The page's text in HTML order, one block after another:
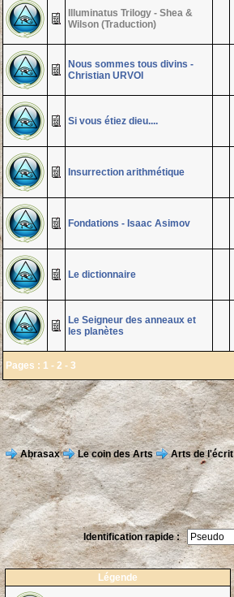
Illuminatus Trilogy - Shea &
Wilson (Traduction)
Nous sommes tous divins -
Christian URVOI
Si vous étiez dieu....
Insurrection arithmétique
Fondations - Isaac Asimov
Le dictionnaire
Le Seigneur des anneaux et
les planètes
Pages : 1 - 2 - 3
Abrasax Le coin des Arts Arts de l'écrit
Identification rapide :
Légende